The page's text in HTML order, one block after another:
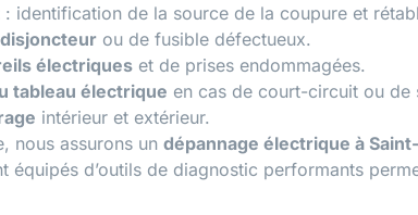
: identification de la source de la coupure et
ou de fusible défectueux.
électriques et de prises endommagées.
tableau électrique en cas de court-circuit ou de
intérieur et extérieur.
nous assurons un dépannage électrique à
équipés d’outils de diagnostic performants